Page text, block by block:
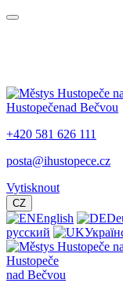
Hustopečenad Bečvou
+420 581 626 111
posta@ihustopece.cz
Vytisknout
CZ
English
русский
Hustopeče
nad Bečvou